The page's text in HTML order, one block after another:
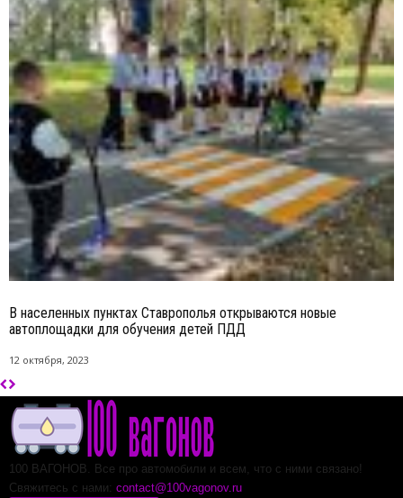
В населенных пунктах Ставрополья открываются новые
автоплощадки для обучения детей ПДД
12 октября, 2023
100 ВАГОНОВ. Все про автомобили и всем, что с ними связано!
Свяжитесь с нами: contact@100vagonov.ru